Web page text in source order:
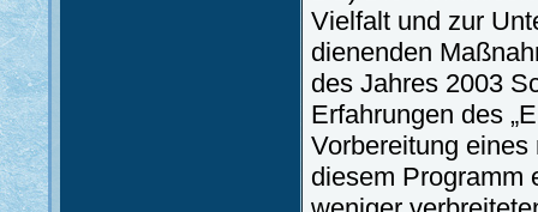
Vielfalt und zur
dienenden
des Jahres 2003
Erfahrungen des
Vorbereitung
diesem Programm